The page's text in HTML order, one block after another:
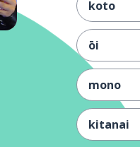
koto
ōi
mono
kitanai